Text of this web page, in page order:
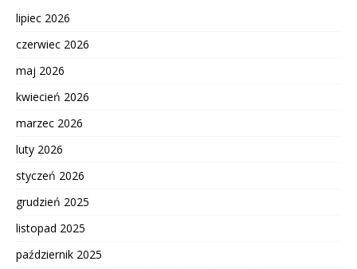
lipiec 2026
czerwiec 2026
maj 2026
kwiecień 2026
marzec 2026
luty 2026
styczeń 2026
grudzień 2025
listopad 2025
październik 2025